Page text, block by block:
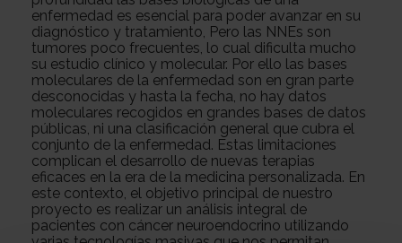
el
cancer
Transparencia
Trabaja
con
nosotros
Sala
de
Observatorio
enfermedad es esencial para poder avanzar en su
diagnóstico y tratamiento, Pero las NNEs son
tumores poco frecuentes, lo cual dificulta mucho
su estudio clínico y molecular. Por ello las bases
moleculares de la enfermedad son en gran parte
desconocidas y hasta la fecha, no hay datos
moleculares recogidos en grandes bases de datos
públicas, ni una clasificación general que cubra el
conjunto de la enfermedad. Estas limitaciones
complican el desarrollo de nuevas terapias
eficaces en la era de la medicina personalizada. En
este contexto, el objetivo principal de nuestro
proyecto es realizar un análisis integral de
pacientes con cáncer neuroendocrino utilizando